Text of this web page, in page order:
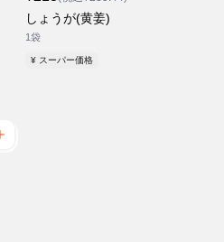
しょうが(黄姜)
1袋
¥ スーパー価格